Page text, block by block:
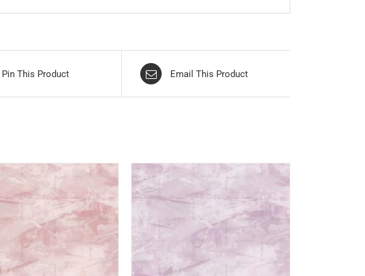
Pin This Product Email This Product